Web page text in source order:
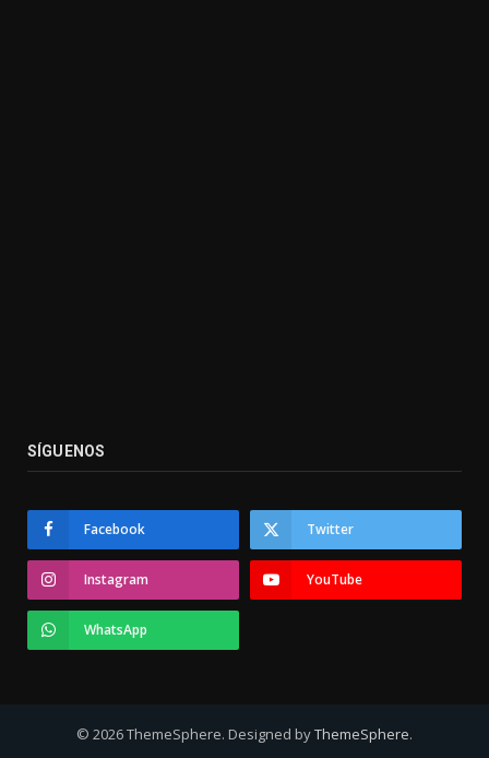
SÍGUENOS
Facebook Twitter
Instagram YouTube
WhatsApp
© 2026 ThemeSphere. Designed byThemeSphere.